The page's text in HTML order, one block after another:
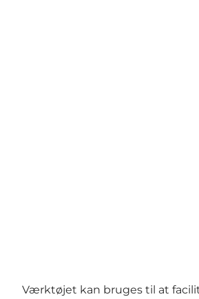
Værktøjet kan bruges til at